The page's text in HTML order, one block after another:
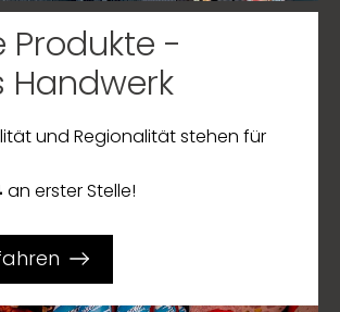
Produkte -
Handwerk
und Regionalität stehen für
an erster Stelle!